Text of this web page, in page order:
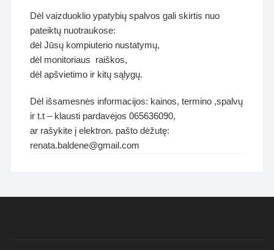
Dėl vaizduoklio ypatybių spalvos gali skirtis nuo
pateiktų nuotraukose:
dėl Jūsų kompiuterio nustatymų,
dėl monitoriaus raiškos,
dėl apšvietimo ir kitų sąlygų.
Dėl išsamesnės informacijos: kainos, termino ,spalvų
ir t.t – klausti pardavėjos 065636090,
ar rašykite į elektron. pašto dėžutę:
renata.baldene@gmail.com